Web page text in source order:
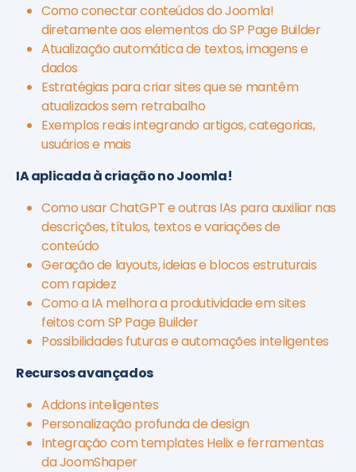
Como conectar conteúdos do Joomla!
diretamente aos elementos do SP Page Builder
Atualização automática de textos, imagens e
dados
Estratégias para criar sites que se mantêm
atualizados sem retrabalho
Exemplos reais integrando artigos, categorias,
usuários e mais
IA aplicada à criação no Joomla!
Como usar ChatGPT e outras IAs para auxiliar nas
descrições, títulos, textos e variações de
conteúdo
Geração de layouts, ideias e blocos estruturais
com rapidez
Como a IA melhora a produtividade em sites
feitos com SP Page Builder
Possibilidades futuras e automações inteligentes
Recursos avançados
Addons inteligentes
Personalização profunda de design
Integração com templates Helix e ferramentas
da JoomShaper